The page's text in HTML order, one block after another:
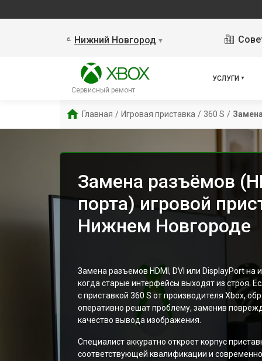
Нижний Новгород ▼
Сервисный ремонт
УСЛУГИ
Главная / Игровая приставка / 360 S /
Замена разъёмов
порта) игровой
Нижнем Новгороде
Замена разъемов HDMI, DVI или DisplayPort на
когда старые интерфейсы выходят из строя.
с приставкой 360 S от производителя Xbox,
оперативно решат проблему, заменив
качество вывода изображения.
Специалист аккуратно откроет корпус
соответствующей квалификации и